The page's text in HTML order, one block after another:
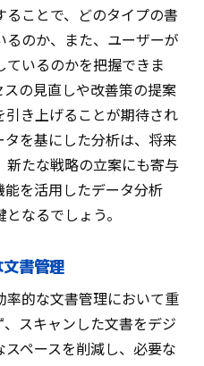
ことで、どのタイプの書
るのか、また、ユーザーが
ているのかを把握できま
の見直しや改善策の提案
き上げることが期待され
タを基にした分析は、将来
新たな戦略の立案にも寄与
能を活用したデータ分析
なるでしょう。
書管理
率的な文書管理において重
スキャンした文書をデジ
ペースを削減し、必要な